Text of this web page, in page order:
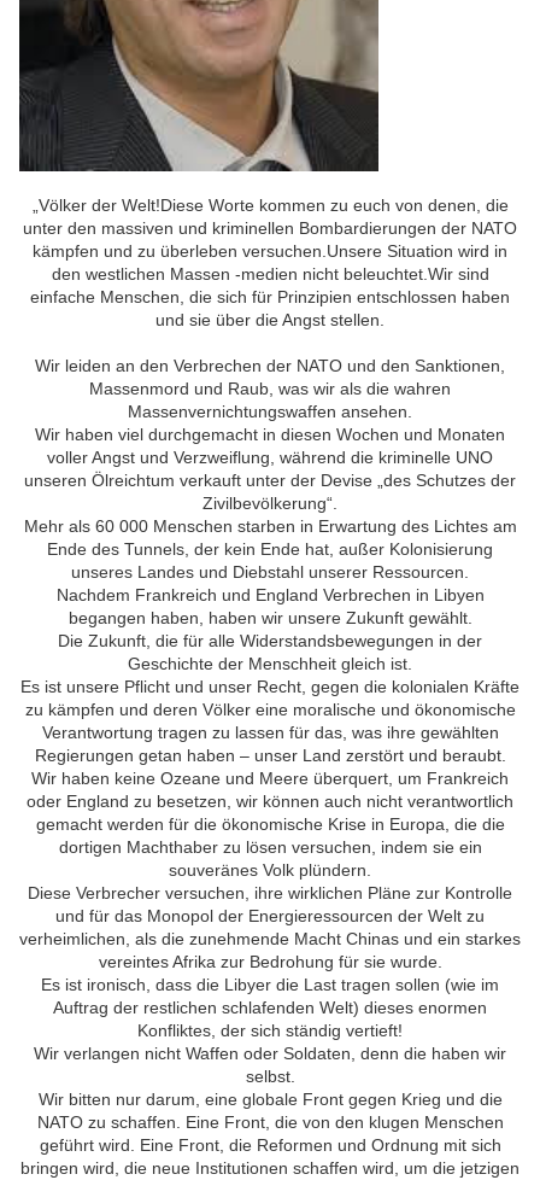
„Völker der Welt!Diese Worte kommen zu euch von denen, die
unter den massiven und kriminellen Bombardierungen der NATO
kämpfen und zu überleben versuchen.Unsere Situation wird in
den westlichen Massen -medien nicht beleuchtet. Wir sind
einfache Menschen, die sich für Prinzipien entschlossen haben
und sie über die Angst stellen.
Wir leiden an den Verbrechen der NATO und den Sanktionen,
Massenmord und Raub, was wir als die wahren
Massenvernichtungswaffen ansehen.
Wir haben viel durchgemacht in diesen Wochen und Monaten
voller Angst und Verzweiflung, während die kriminelle UNO
unseren Ölreichtum verkauft unter der Devise „des Schutzes der
Zivilbevölkerung“.
Mehr als 60 000 Menschen starben in Erwartung des Lichtes am
Ende des Tunnels, der kein Ende hat, außer Kolonisierung
unseres Landes und Diebstahl unserer Ressourcen.
Nachdem Frankreich und England Verbrechen in Libyen
begangen haben, haben wir unsere Zukunft gewählt.
Die Zukunft, die für alle Widerstandsbewegungen in der
Geschichte der Menschheit gleich ist.
Es ist unsere Pflicht und unser Recht, gegen die kolonialen Kräfte
zu kämpfen und deren Völker eine moralische und ökonomische
Verantwortung tragen zu lassen für das, was ihre gewählten
Regierungen getan haben – unser Land zerstört und beraubt.
Wir haben keine Ozeane und Meere überquert, um Frankreich
oder England zu besetzen, wir können auch nicht verantwortlich
gemacht werden für die ökonomische Krise in Europa, die die
dortigen Machthaber zu lösen versuchen, indem sie ein
souveränes Volk plündern.
Diese Verbrecher versuchen, ihre wirklichen Pläne zur Kontrolle
und für das Monopol der Energieressourcen der Welt zu
verheimlichen, als die zunehmende Macht Chinas und ein starkes
vereintes Afrika zur Bedrohung für sie wurde.
Es ist ironisch, dass die Libyer die Last tragen sollen (wie im
Auftrag der restlichen schlafenden Welt) dieses enormen
Konfliktes, der sich ständig vertieft!
Wir verlangen nicht Waffen oder Soldaten, denn die haben wir
selbst.
Wir bitten nur darum, eine globale Front gegen Krieg und die
NATO zu schaffen. Eine Front, die von den klugen Menschen
geführt wird. Eine Front, die Reformen und Ordnung mit sich
bringen wird, die neue Institutionen schaffen wird, um die jetzigen